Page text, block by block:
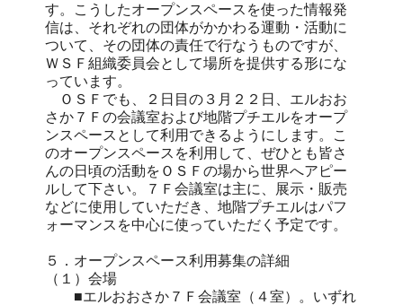
す。こうしたオープンスペースを使った情報発
信は、それぞれの団体がかかわる運動・活動に
ついて、その団体の責任で行なうものですが、
ＷＳＦ組織委員会として場所を提供する形にな
っています。
ＯＳＦでも、２日目の３月２２日、エルおお
さか７Ｆの会議室および地階プチエルをオープ
ンスペースとして利用できるようにします。こ
のオープンスペースを利用して、ぜひとも皆さ
んの日頃の活動をＯＳＦの場から世界へアピー
ルして下さい。７Ｆ会議室は主に、展示・販売
などに使用していただき、地階プチエルはパフ
ォーマンスを中心に使っていただく予定です。
５．オープンスペース利用募集の詳細
（１）会場
■エルおおさか７Ｆ会議室（４室）。いずれ